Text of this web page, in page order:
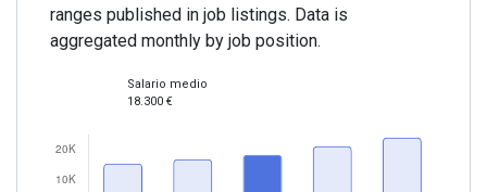
ranges published in job listings. Data is
aggregated monthly by job position.
Salario medio
18.300 €